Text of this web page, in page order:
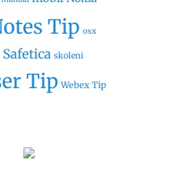
Tip osx
Safetica skoleni
Tip Webex Tip